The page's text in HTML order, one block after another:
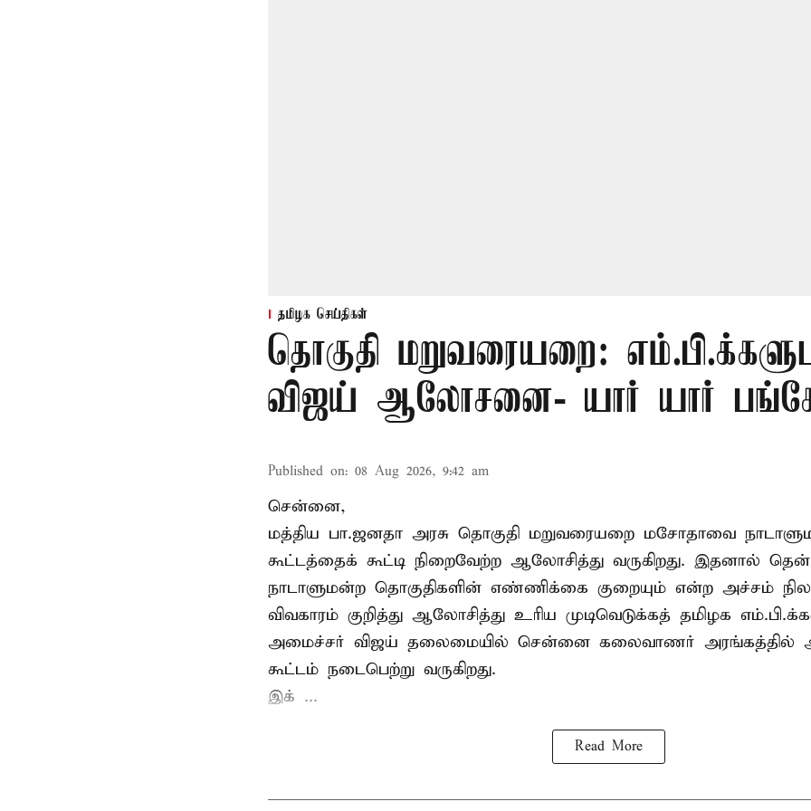
தமிழக செய்திகள்
தொகுதி மறுவரையறை:
விஜய் ஆலோசனை- யார் யார்
Published on: 08 Aug 2026, 9:42 am
சென்னை,
மத்திய பா.ஜனதா அரசு தொகுதி மறுவரையறை மசோதாவை
கூட்டத்தைக் கூட்டி நிறைவேற்ற ஆலோசித்து வருகிறது. இதனால்
நாடாளுமன்ற தொகுதிகளின் எண்ணிக்கை குறையும் என்ற அச்சம்
விவகாரம் குறித்து ஆலோசித்து உரிய முடிவெடுக்கத் தமிழக
அமைச்சர் விஜய் தலைமையில் சென்னை கலைவாணர்
கூட்டம் நடைபெற்று வருகிறது.
இக் ...
Read More